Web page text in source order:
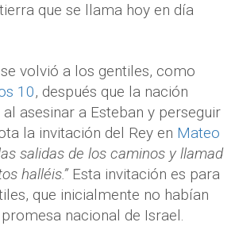
que se llama hoy en día
volvió a los gentiles, como
10, después que la nación
asesinar a Esteban y perseguir
la invitación del Rey en Mateo
salidas de los caminos y llamad
halléis.”Esta invitación es para
que inicialmente no habían
nacional de Israel.